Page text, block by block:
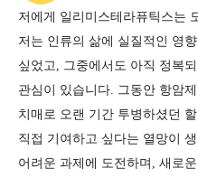
저에게 일리미스테라퓨틱스는
저는 인류의 삶에 실질적인 영
싶었고, 그중에서도 아직 정복
관심이 있습니다.
그동안 항암
치매로 오랜 기간 투병하셨던
직접 기여하고 싶다는 열망이 생
어려운 과제에 도전하며, 새로